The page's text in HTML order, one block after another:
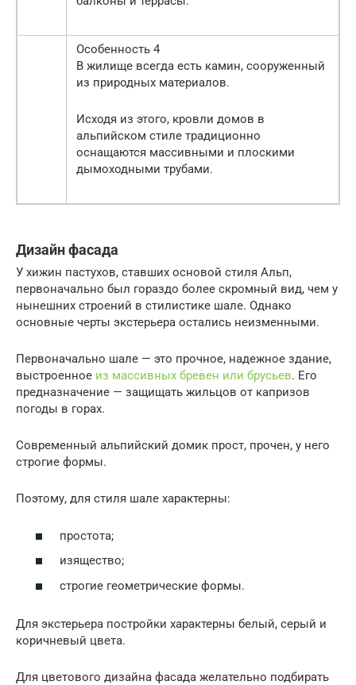
Особенность 4
В жилище всегда есть камин, сооруженный
из природных материалов.
Исходя из этого, кровли домов в
альпийском стиле традиционно
оснащаются массивными и плоскими
дымоходными трубами.
Дизайн фасада
У хижин пастухов, ставших основой стиля Альп,
первоначально был гораздо более скромный вид, чем у
нынешних строений в стилистике шале. Однако
основные черты экстерьера остались неизменными.
Первоначально шале — это прочное, надежное здание,
выстроенное из массивных бревен или брусьев. Его
предназначение — защищать жильцов от капризов
погоды в горах.
Современный альпийский домик прост, прочен, у него
строгие формы.
Поэтому, для стиля шале характерны:
простота;
изящество;
строгие геометрические формы.
Для экстерьера постройки характерны белый, серый и
коричневый цвета.
Для цветового дизайна фасада желательно подбирать